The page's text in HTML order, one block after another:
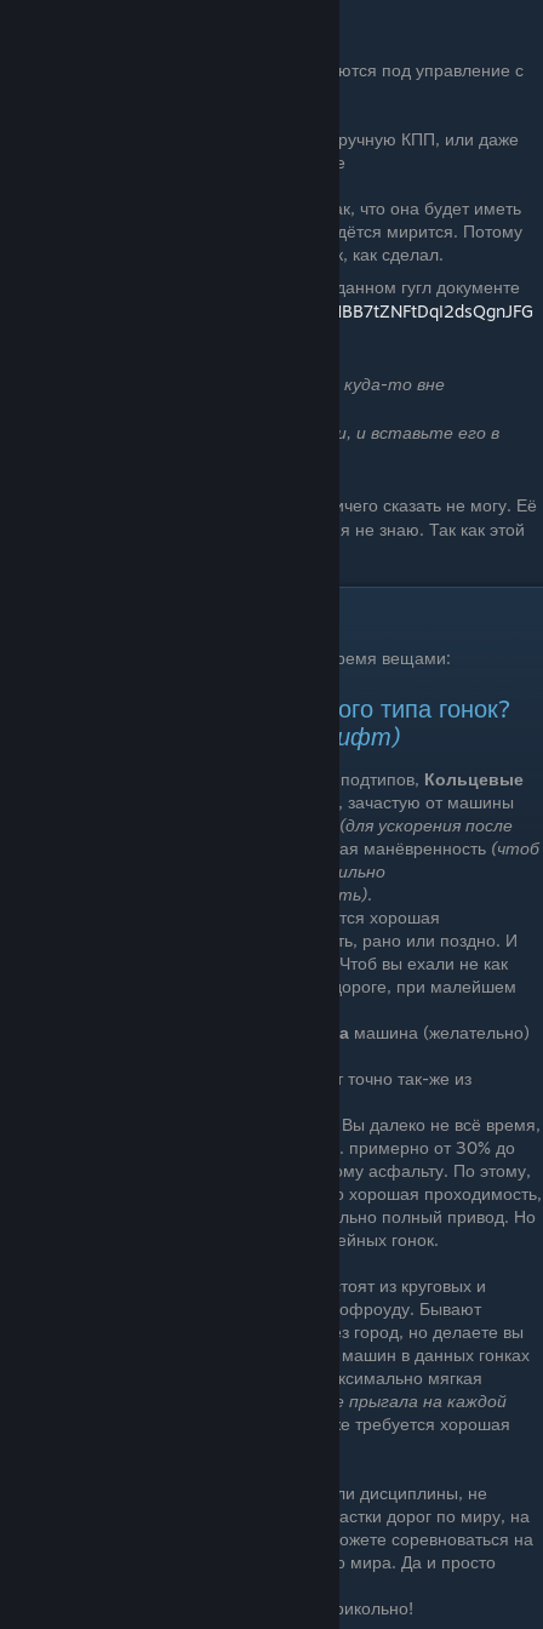
— Данные настройки зачастую делаются под управление с
— Данные настройки делаются под ручную КПП, или даже
под ручную КПП + ручное сцепление
— Машина может быть настроена так, что она будет иметь
"свои нюансы", с которыми вам придётся мирится. Потому
что автор решил сделать именно так, как сделал.
Посмотреть данную таблицу вы можете в данном гугл документе
https://docs.google.com/spreadsheets/d/1HBB7tZNFtDqI2dsQgnJFG
Стим блокирует ссылки которые ведут куда-то вне
Просто скопируйте полный адрес ссылки, и вставьте его в
За актуальность, и обновление таблицы ничего сказать не могу. Её
делают иностранцы, и делают ли её ещё, я не знаю. Так как этой
Прежде всего, вам нужно определится с тремя вещами:
1. Вам нужна машина для какого типа гонок?
(Шоссе, Ралли, Оффроуд, Дрифт)
состоят из двух подтипов, Кольцевые
. На кольцевых гонках, зачастую от машины
(для ускорения после
, и так-же хорошая манёвренность (чтоб
при поворотах вам не приходилось сильно
оттормаживаться и терять скорость).
На спринт заездах, от машины требуется хорошая
максималка, иначе вас просто обгонять, рано или поздно. И
хорошая управляемость на скорости. Чтоб вы ехали не как
утюг, и чтоб вас не швыряло по всей дороге, при малейшем
одна машина (желательно)
состоят точно так-же из
Но у этих гонок есть ещё один нюанс. Вы далеко не всё время,
будете ехать по пересечённой дороге. примерно от 30% до
60% гонки, вы будете ехать по обычному асфальту. По этому,
от вашей машины требуется не только хорошая проходимость,
взрывная динамика разгона, и желательно полный привод. Но
и ещё всё то, что требуется для Шоссейных гонок.
так-же состоят из круговых и
спринтов. Однако проходят всегда по офроуду. Бывают
исключения когда вы проезжаете через город, но делаете вы
это по переулкам, и очень быстро. От машин в данных гонках
требуется максимальный клиренс, максимально мягкая
(чтоб суммарно, машина не прыгала на каждой
. Так-же требуется хорошая
как отдельный вид гонок, или дисциплины, не
существует в игре. Имеются только участки дорог по миру, на
которых есть дрифт-зоны. В них, вы можете соревноваться на
очки с друзьями, и гонщиками со всего мира. Да и просто
нормально настроенной машине — прикольно!